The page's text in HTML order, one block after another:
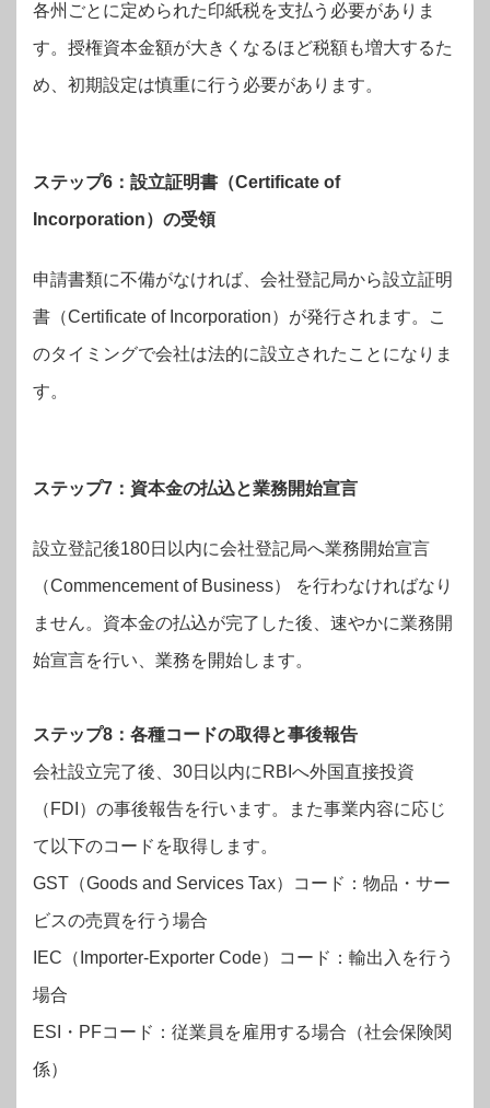
各州ごとに定められた印紙税を支払う必要がありま
す。授権資本金額が大きくなるほど税額も増大するた
め、初期設定は慎重に行う必要があります。
ステップ6：設立証明書（Certificate of
Incorporation）の受領
申請書類に不備がなければ、会社登記局から設立証明
書（Certificate of Incorporation）が発行されます。こ
のタイミングで会社は法的に設立されたことになりま
す。
ステップ7：資本金の払込と業務開始宣言
設立登記後180日以内に会社登記局へ業務開始宣言
（Commencement of Business） を行わなければなり
ません。資本金の払込が完了した後、速やかに業務開
始宣言を行い、業務を開始します。
ステップ8：各種コードの取得と事後報告
会社設立完了後、30日以内にRBIへ外国直接投資
（FDI）の事後報告を行います。また事業内容に応じ
て以下のコードを取得します。
GST（Goods and Services Tax）コード：物品・サー
ビスの売買を行う場合
IEC（Importer-Exporter Code）コード：輸出入を行う
場合
ESI・PFコード：従業員を雇用する場合（社会保険関
係）